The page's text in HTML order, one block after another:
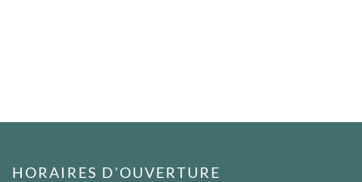
HORAIRES D'OUVERTURE